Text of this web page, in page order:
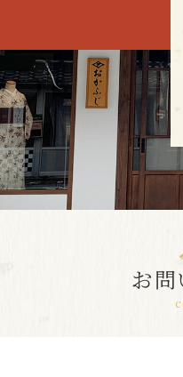
お問